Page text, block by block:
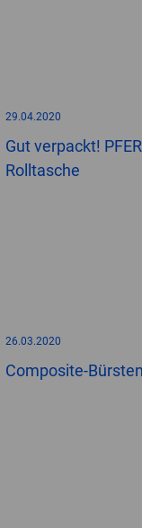
29.04.2020
Gut verpackt!
Rolltasche
26.03.2020
Composite-